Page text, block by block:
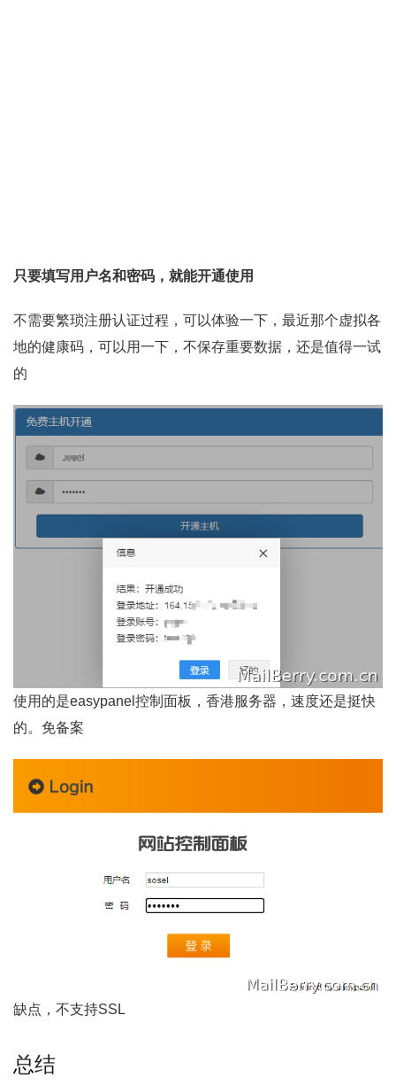
只要填写用户名和密码，就能开通使用
不需要繁琐注册认证过程，可以体验一下，最近那个虚拟各
地的健康码，可以用一下，不保存重要数据，还是值得一试
的
使用的是easypanel控制面板，香港服务器，速度还是挺快
的。免备案
缺点，不支持SSL
总结